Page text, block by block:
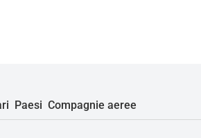
Paesi Compagnie aeree